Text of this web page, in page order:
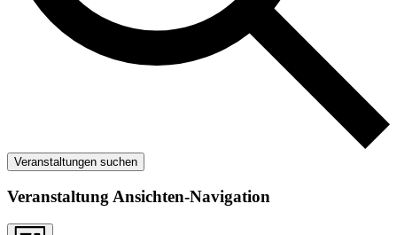
Veranstaltungen suchen
Veranstaltung Ansichten-Navigation